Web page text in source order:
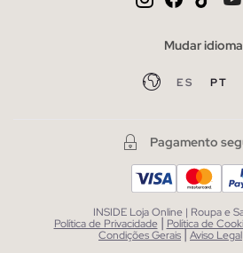
Mudar idioma
ES PT
Pagamento
INSIDE Loja Online | Roupa e
Política de Privacidade | Política de
Condições Gerais|Aviso Legal